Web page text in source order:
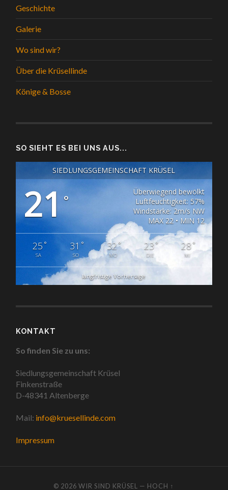
Geschichte
Galerie
Wo sind wir?
Über die Krüsellinde
Könige & Bosse
SO SIEHT ES BEI UNS AUS...
SIEDLUNGSGEMEINSCHAFT KRÜSEL
21°
Überwiegend bewölkt
Luftfeuchtigkeit: 57%
Windstärke: 2m/s NW
MAX 22 • MIN 12
25°
SA
31 °
SO
32°
MO
23°
DIE
28°
MI
langfristige Vorhersage
KONTAKT
So finden Sie zu uns:
Siedlungsgemeinschaft Krüsel
Finkenstraße
D-48341 Altenberge
Mail: info@kruesellinde.com
Impressum
© 2026WIR SIND KRÜSEL — HOCH ↑